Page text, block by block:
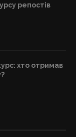
репостів
хто отримав